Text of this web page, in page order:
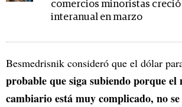
comercios minoristas creció
interanual en marzo
Besmedrisnik consideró que el dólar
probable que siga subiendo porque el
cambiario está muy complicado, no